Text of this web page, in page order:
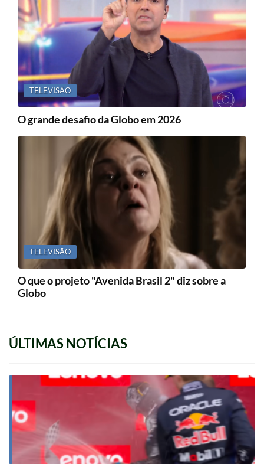
TELEVISÃO
O grande desafio da Globo em 2026
TELEVISÃO
O que o projeto "Avenida Brasil 2" diz sobre a
Globo
ÚLTIMAS NOTÍCIAS